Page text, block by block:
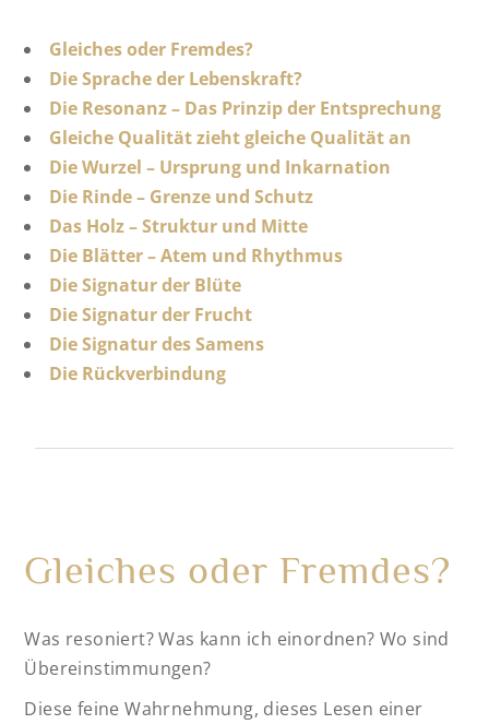
Gleiches oder Fremdes?
Die Sprache der Lebenskraft?
Die Resonanz – Das Prinzip der Entsprechung
Gleiche Qualität zieht gleiche Qualität an
Die Wurzel – Ursprung und Inkarnation
Die Rinde – Grenze und Schutz
Das Holz – Struktur und Mitte
Die Blätter – Atem und Rhythmus
Die Signatur der Blüte
Die Signatur der Frucht
Die Signatur des Samens
Die Rückverbindung
Gleiches oder Fremdes?
Was resoniert? Was kann ich einordnen? Wo sind
Übereinstimmungen?
Diese feine Wahrnehmung, dieses Lesen einer